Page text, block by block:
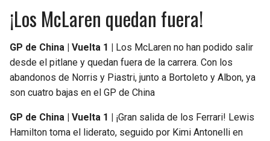
¡Los McLaren quedan fuera!
GP de China | Vuelta 1 |
Los McLaren no han podido salir
desde el pitlane y quedan fuera de la carrera. Con los
abandonos de Norris y Piastri, junto a Bortoleto y Albon, ya
son cuatro bajas en el GP de China
GP de China | Vuelta 1 |
¡Gran salida de los Ferrari! Lewis
Hamilton toma el liderato, seguido por Kimi Antonelli en